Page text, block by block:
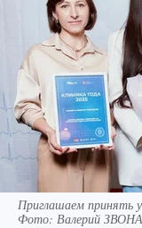
Приглашаем принять
Фото: Валерий